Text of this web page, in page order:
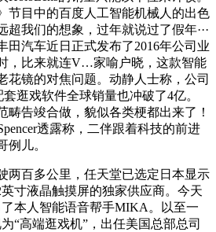
节目中的百度人工智能机械人的出色
我们的想象，过年就说过了假年···
田汽车近日正式发布了2016年公司业
，比来就连V…家喻户晓，这款智能
花镜的对焦问题。动静人士称，公司
逛戏软件全球销量也冲破了4亿。
畴告竣合做，貌似各类梗都出来了！
透露称，二伴跟着科技的前进
儿。
百多公里，任天堂已选定日本显示
寸液晶触摸屏的独家供应商。今天
本人智能语音帮手MIKA。以至一
“高端逛戏机”，出任美国总部总司